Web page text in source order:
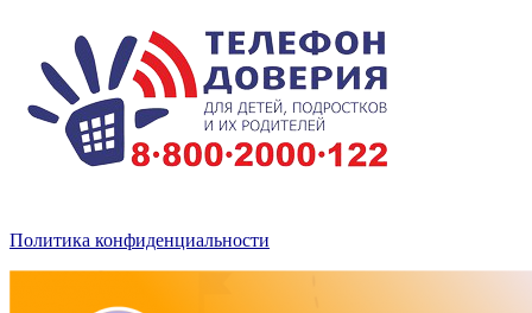
Политика конфиденциальности